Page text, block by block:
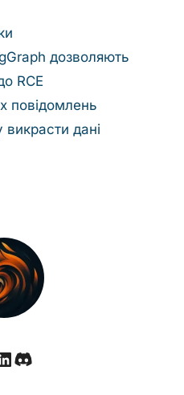
дозволяють
RCE
повідомлень
дані
Discord